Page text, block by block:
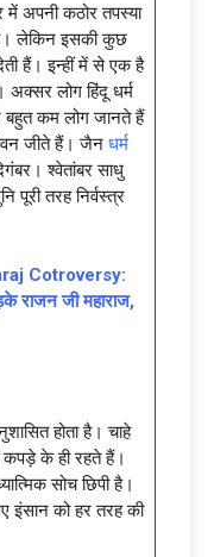
अपनी कठोर तपस्या
है। लेकिन इसकी कुछ
हैं। इन्हीं में से एक है
अक्सर लोग हिंदू धर्म
बहुत कम लोग जानते हैं
जीते हैं। जैन धर्म
श्वेतांबर साधु
तरह निर्वस्त्र
Cotroversy:
राजन जी महाराज,
होता है। चाहे
कपड़े के ही रहते हैं।
सोच छिपी है।
इंसान को हर तरह की